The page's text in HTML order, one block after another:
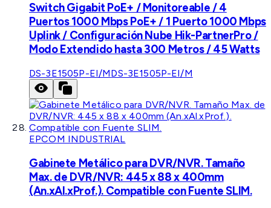
Switch Gigabit PoE+ / Monitoreable / 4
Puertos 1000 Mbps PoE+ / 1 Puerto 1000 Mbps
Uplink / Configuración Nube Hik-PartnerPro /
Modo Extendido hasta 300 Metros / 45 Watts
DS-3E1505P-EI/MDS-3E1505P-EI/M
EPCOM INDUSTRIAL
Gabinete Metálico para DVR/NVR. Tamaño
Max. de DVR/NVR: 445 x 88 x 400mm
(An.xAl.xProf.). Compatible con Fuente SLIM.